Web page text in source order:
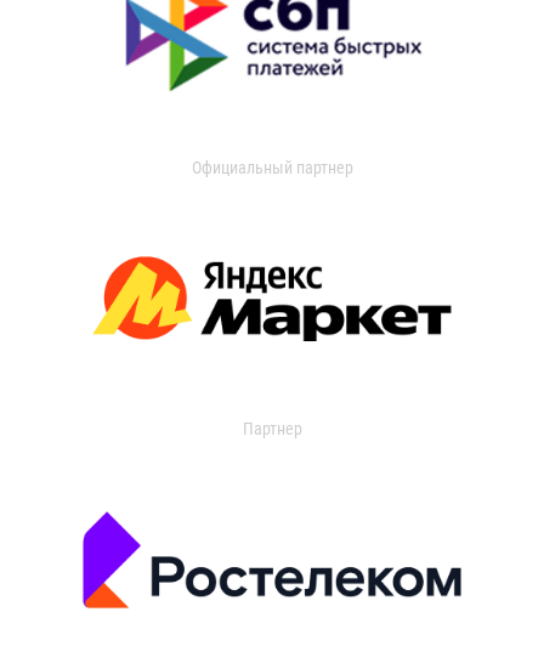
Официальный партнер
Партнер